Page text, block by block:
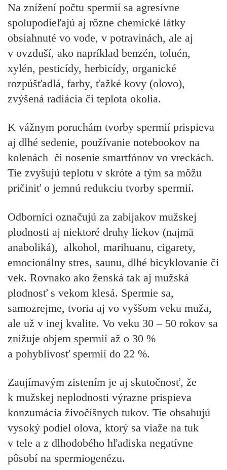
Na znížení počtu spermií sa agresívne
spolupodieľajú aj rôzne chemické látky
obsiahnuté vo vode, v potravinách, ale aj
v ovzduší, ako napríklad benzén, toluén,
xylén, pesticídy, herbicídy, organické
rozpúšťadlá, farby, ťažké kovy (olovo),
zvýšená radiácia či teplota okolia.
K vážnym poruchám tvorby spermií prispieva
aj dlhé sedenie, používanie notebookov na
kolenách či nosenie smartfónov vo vreckách.
Tie zvyšujú teplotu v skróte a tým sa môžu
pričiniť o jemnú redukciu tvorby spermií.
Odborníci označujú za zabijakov mužskej
plodnosti aj niektoré druhy liekov (najmä
anaboliká), alkohol, marihuanu, cigarety,
emocionálny stres, saunu, dlhé bicyklovanie či
vek. Rovnako ako ženská tak aj mužská
plodnosť s vekom klesá. Spermie sa,
samozrejme, tvoria aj vo vyššom veku muža,
ale už v inej kvalite. Vo veku 30 – 50 rokov sa
znižuje objem spermií až o 30 %
a pohyblivosť spermií do 22 %.
Zaujímavým zistením je aj skutočnosť, že
k mužskej neplodnosti výrazne prispieva
konzumácia živočíšnych tukov. Tie obsahujú
vysoký podiel olova, ktorý sa viaže na tuk
v tele a z dlhodobého hľadiska negatívne
pôsobí na spermiogenézu.